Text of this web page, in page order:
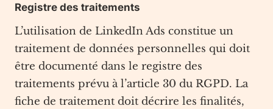
Registre des traitements
L’utilisation de LinkedIn Ads constitue un
traitement de données personnelles qui doit
être documenté dans le registre des
traitements prévu à l’article 30 du RGPD. La
fiche de traitement doit décrire les finalités,